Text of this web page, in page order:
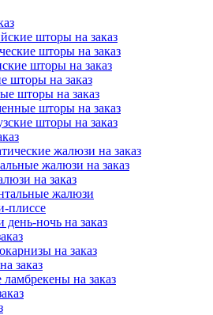
шторы на заказ
шторы на заказ
шторы на заказ
шторы на заказ
шторы на заказ
шторы на заказ
шторы на заказ
жалюзи на заказ
жалюзи на заказ
на заказ
жалюзи
плиссе
ночь на заказ
на заказ
заказ
на заказ